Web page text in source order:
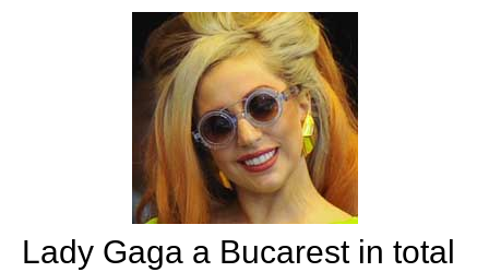
Lady Gaga a Bucarest in total